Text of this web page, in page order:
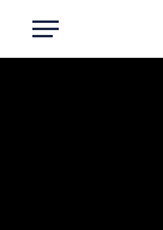
Menu